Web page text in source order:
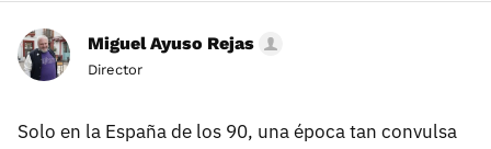
Miguel Ayuso Rejas
Director
Solo en la España de los 90, una época tan convulsa